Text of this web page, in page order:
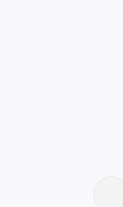
комфортними у
У магазині
варіантах для
включаючи
самовивіз у